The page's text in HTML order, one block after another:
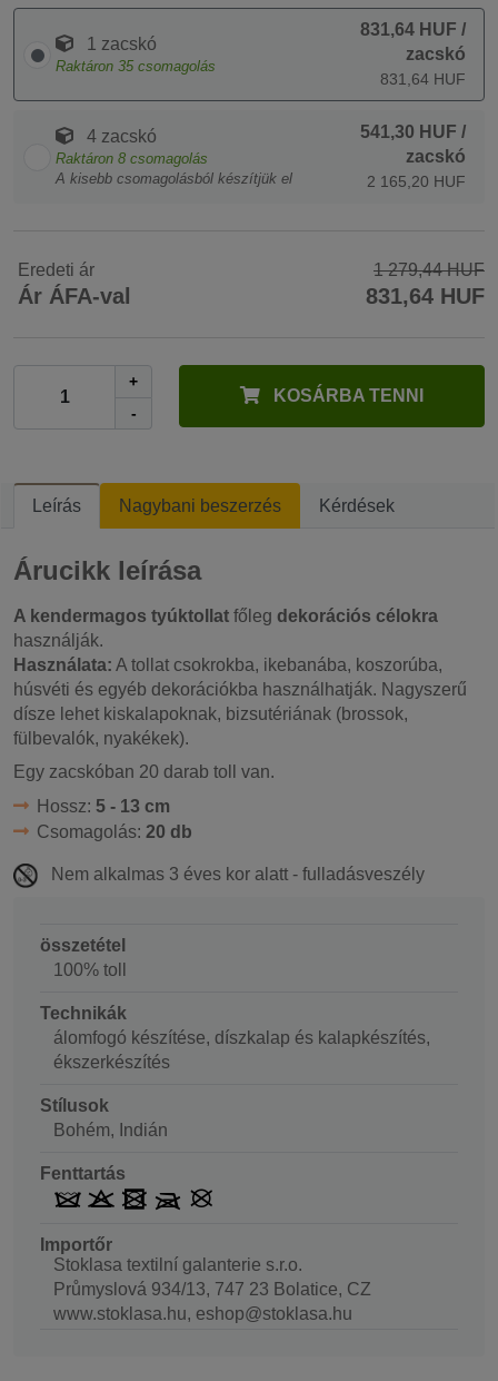
1 zacskó
Raktáron 35 csomagolás
831,64 HUF /
zacskó
831,64 HUF
4 zacskó
Raktáron 8 csomagolás
A kisebb csomagolásból készítjük el
541,30 HUF /
zacskó
2 165,20 HUF
Eredeti ár 1 279,44 HUF
Ár ÁFA-val 831,64 HUF
+
-
KOSÁRBA TENNI
Leírás Nagybani beszerzés Kérdések
Árucikk leírása
A kendermagos tyúktollat főleg dekorációs célokra
használják.
Használata: A tollat csokrokba, ikebanába, koszorúba,
húsvéti és egyéb dekorációkba használhatják. Nagyszerű
dísze lehet kiskalapoknak, bizsutériának (brossok,
fülbevalók, nyakékek).
Egy zacskóban 20 darab toll van.
Hossz: 5 - 13 cm
Csomagolás: 20 db
Nem alkalmas 3 éves kor alatt - fulladásveszély
összetétel
100% toll
Technikák
álomfogó készítése, díszkalap és kalapkészítés,
ékszerkészítés
Stílusok
Bohém, Indián
Fenttartás
Importőr
Stoklasa textilní galanterie s.r.o.
Průmyslová 934/13, 747 23 Bolatice, CZ
www.stoklasa.hu, eshop@stoklasa.hu